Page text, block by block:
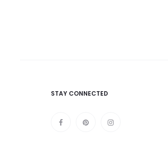
STAY CONNECTED